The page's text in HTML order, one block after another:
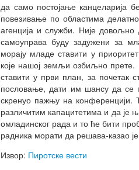
да само постојање канцеларија
повезивање по областима
агенција и служби. Није
самоуправа буду задужени за
морају младе ставити у
које нашој земљи озбиљно
ставити у први план, за почетак
пословање, дати им шансу да се
скренуо пажњу на
различитим капацитетима и да је
омладинског рада и то ће бити
радника морати да решава-казао
Извор: Пиротске вести